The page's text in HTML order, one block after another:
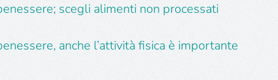
scegli alimenti non processati
anche l’attività fisica è importante